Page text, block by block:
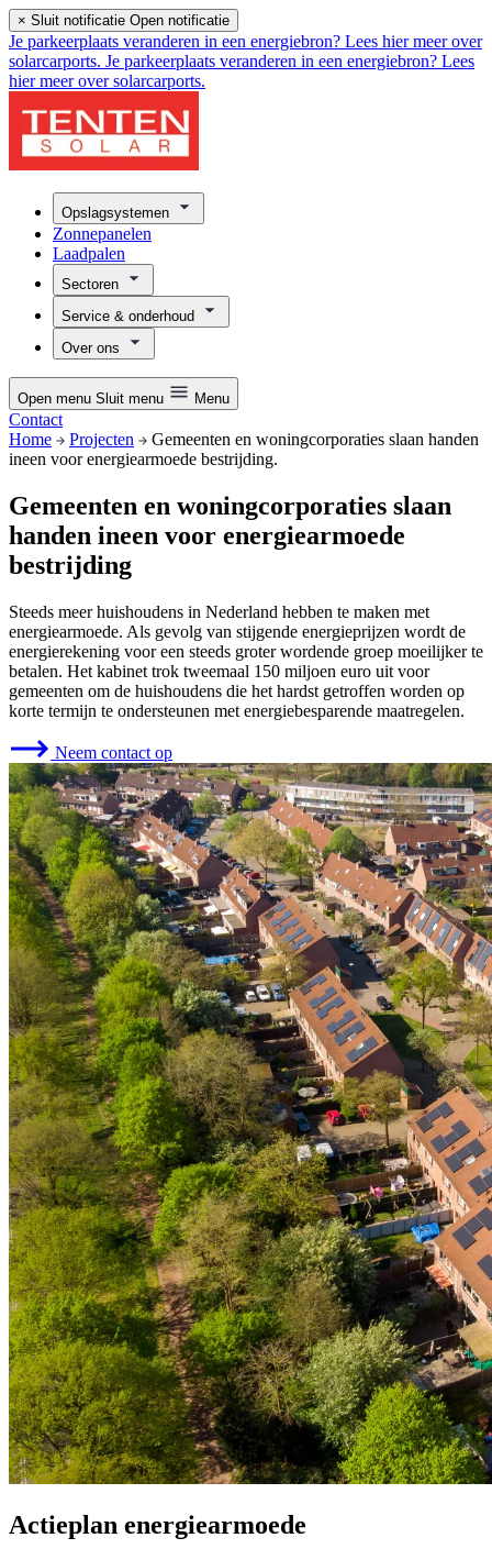
× Sluit notificatie Open notificatie
Je parkeerplaats veranderen in een energiebron? Lees hier meer over
solarcarports. Je parkeerplaats veranderen in een energiebron? Lees
hier meer over solarcarports.
Opslagsystemen
Zonnepanelen
Laadpalen
Sectoren
Service & onderhoud
Over ons
Open menu Sluit menu Menu
Contact
Home
Projecten
Gemeenten en woningcorporaties slaan handen
ineen voor energiearmoede bestrijding.
Gemeenten en woningcorporaties slaan
handen ineen voor energiearmoede
bestrijding
Steeds meer huishoudens in Nederland hebben te maken met
energiearmoede. Als gevolg van stijgende energieprijzen wordt de
energierekening voor een steeds groter wordende groep moeilijker te
betalen. Het kabinet trok tweemaal 150 miljoen euro uit voor
gemeenten om de huishoudens die het hardst getroffen worden op
korte termijn te ondersteunen met energiebesparende maatregelen.
Neem contact op
Actieplan energiearmoede